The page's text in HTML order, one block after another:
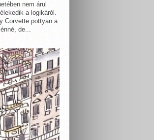
nem árul
a logikáról.
Corvette pottyan a
de...